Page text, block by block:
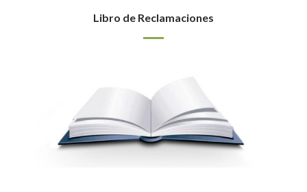
Libro de Reclamaciones